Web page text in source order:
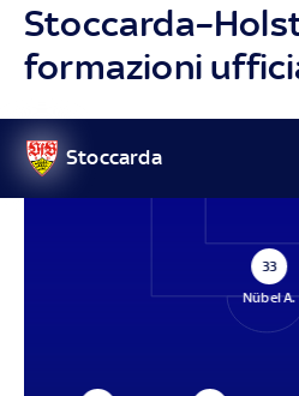
formazioni
Stoccarda
33
Nübel A.